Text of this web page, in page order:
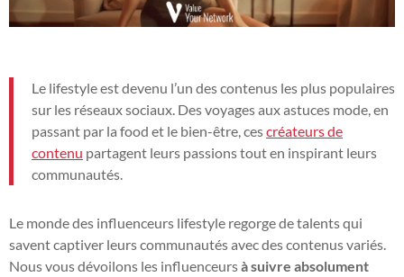
Le lifestyle est devenu l’un des contenus les plus populaires
sur les réseaux sociaux. Des voyages aux astuces mode, en
passant par la food et le bien-être, cescréateurs de
contenu partagent leurs passions tout en inspirant leurs
communautés.
Le monde des influenceurs lifestyle regorge de talents qui
savent captiver leurs communautés avec des contenus variés.
Nous vous dévoilons les influenceursà suivre absolument